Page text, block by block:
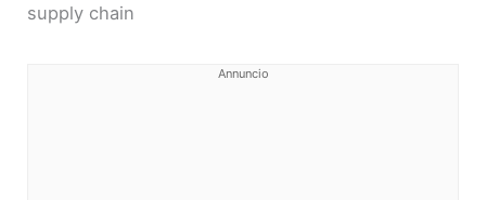
supply chain
Annuncio